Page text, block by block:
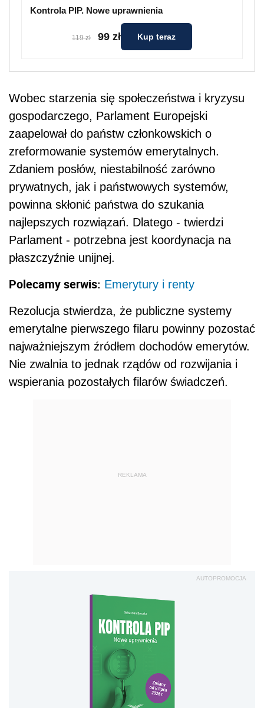
Kontrola PIP. Nowe uprawnienia
119 zł 99 zł Kup teraz
Wobec starzenia się społeczeństwa i kryzysu
gospodarczego, Parlament Europejski
zaapelował do państw członkowskich o
zreformowanie systemów emerytalnych.
Zdaniem posłów, niestabilność zarówno
prywatnych, jak i państwowych systemów,
powinna skłonić państwa do szukania
najlepszych rozwiązań. Dlatego - twierdzi
Parlament - potrzebna jest koordynacja na
płaszczyźnie unijnej.
Polecamy serwis: Emerytury i renty
Rezolucja stwierdza, że publiczne systemy
emerytalne pierwszego filaru powinny pozostać
najważniejszym źródłem dochodów emerytów.
Nie zwalnia to jednak rządów od rozwijania i
wspierania pozostałych filarów świadczeń.
REKLAMA
AUTOPROMOCJA